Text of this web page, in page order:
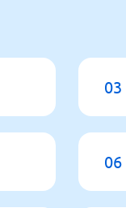
03
06